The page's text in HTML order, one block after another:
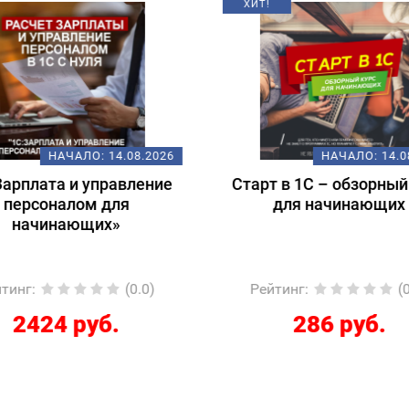
НАЧАЛО:14.08.2026
в 1С – обзорный курс
для начинающих
: (0.0)
286 руб.
НАЧАЛО:
Подготовка к
1С:Специалист-
Рейтинг :
12267 руб.